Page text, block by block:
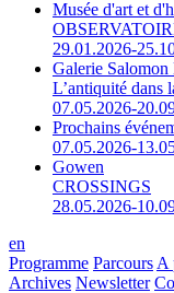
Musée d'art et
29.01.2026-
Galerie
L’antiquité dans
07.05.2026-
Prochains
07.05.2026-
Gowen
CROSSINGS
28.05.2026-
en
Programme Parcours A
Archives Newsletter